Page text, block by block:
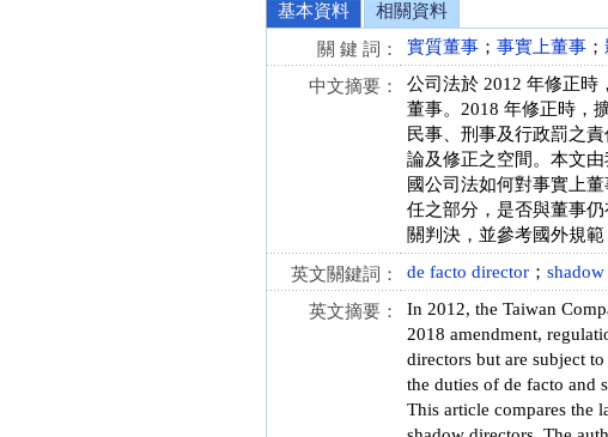
基本資料
相關資料
關 鍵 詞：
實質董事 ； 事實上董事 ；
中文摘要：
公司法於 2012 年修正時
董事。2018 年修正時，
民事、刑事及行政罰之
論及修正之空間。本文
國公司法如何對事實上
任之部分，是否與董事
關判決，並參考國外規
英文關鍵詞： de facto director ；
英文摘要：
In 2012, the Taiwan
2018 amendment,
directors but are subject
the duties of de facto and
This article compares the